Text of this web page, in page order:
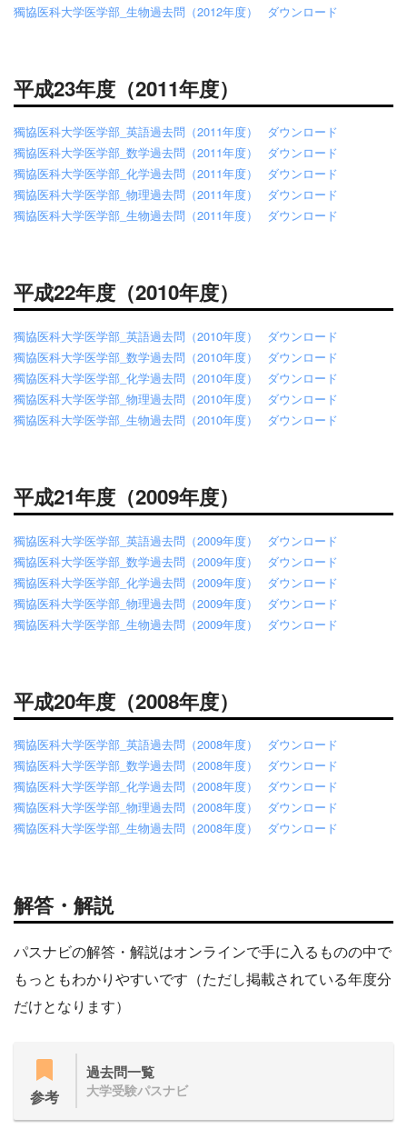
獨協医科大学医学部_生物過去問（2012年度）
ダウンロード
平成23年度（2011年度）
獨協医科大学医学部_英語過去問（2011年度）
ダウンロード
獨協医科大学医学部_数学過去問（2011年度）
ダウンロード
獨協医科大学医学部_化学過去問（2011年度）
ダウンロード
獨協医科大学医学部_物理過去問（2011年度）
ダウンロード
獨協医科大学医学部_生物過去問（2011年度）
ダウンロード
平成22年度（2010年度）
獨協医科大学医学部_英語過去問（2010年度）
ダウンロード
獨協医科大学医学部_数学過去問（2010年度）
ダウンロード
獨協医科大学医学部_化学過去問（2010年度）
ダウンロード
獨協医科大学医学部_物理過去問（2010年度）
ダウンロード
獨協医科大学医学部_生物過去問（2010年度）
ダウンロード
平成21年度（2009年度）
獨協医科大学医学部_英語過去問（2009年度）
ダウンロード
獨協医科大学医学部_数学過去問（2009年度）
ダウンロード
獨協医科大学医学部_化学過去問（2009年度）
ダウンロード
獨協医科大学医学部_物理過去問（2009年度）
ダウンロード
獨協医科大学医学部_生物過去問（2009年度）
ダウンロード
平成20年度（2008年度）
獨協医科大学医学部_英語過去問（2008年度）
ダウンロード
獨協医科大学医学部_数学過去問（2008年度）
ダウンロード
獨協医科大学医学部_化学過去問（2008年度）
ダウンロード
獨協医科大学医学部_物理過去問（2008年度）
ダウンロード
獨協医科大学医学部_生物過去問（2008年度）
ダウンロード
解答・解説
パスナビの解答・解説はオンラインで手に入るものの中で
もっともわかりやすいです（ただし掲載されている年度分
だけとなります）
参考
過去問一覧
大学受験パスナビ